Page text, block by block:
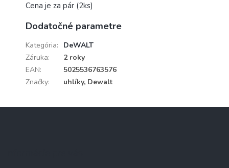
Cena je za pár (2ks)
Dodatočné parametre
Kategória:
DeWALT
Záruka:
2 roky
EAN:
5025536763576
Značky: uhlíky, Dewalt